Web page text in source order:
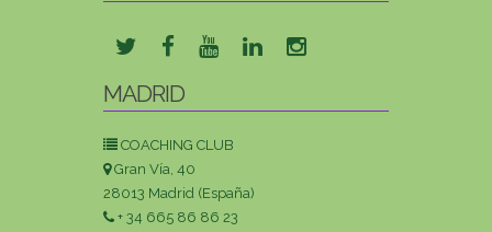
MADRID
COACHING CLUB
Gran Vía, 40
28013 Madrid (España)
+ 34 665 86 86 23